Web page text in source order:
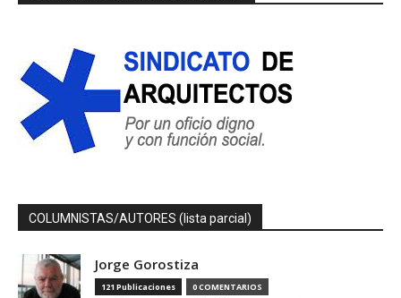
COLUMNISTAS/AUTORES (lista parcial)
Jorge Gorostiza
121 Publicaciones 0 COMENTARIOS